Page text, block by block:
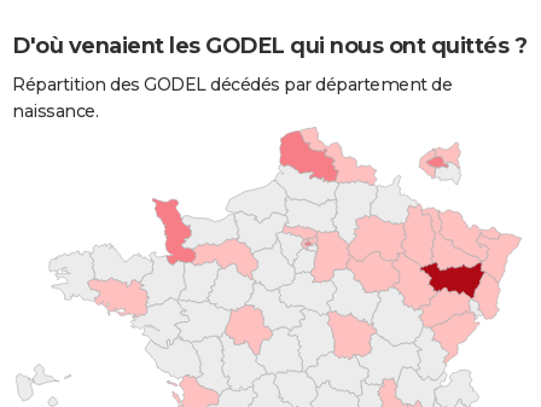
D'où venaient les GODEL qui nous ont quittés ?
Répartition des GODEL décédés par département de
naissance.